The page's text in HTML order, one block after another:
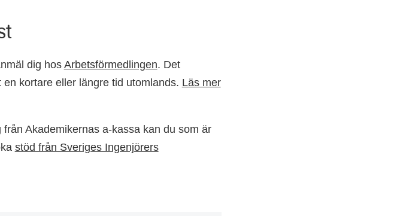
dig hos Arbetsförmedlingen. Det
kortare eller längre tid utomlands. Läs mer
Akademikernas a-kassa kan du som är
stöd från Sveriges Ingenjörers